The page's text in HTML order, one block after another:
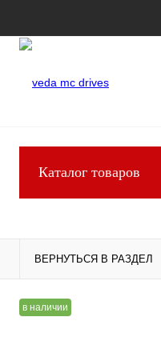
Каталог товаров
ВЕРНУТЬСЯ В РАЗДЕЛ
в наличии